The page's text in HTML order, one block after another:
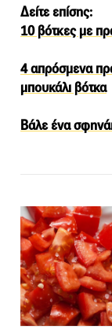
Δείτε επίσης:
10 βότκες με
4 απρόσμενα
μπουκάλι βότκα
Βάλε ένα